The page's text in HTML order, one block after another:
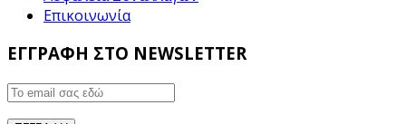
Επικοινωνία
ΕΓΓΡΑΦΗ ΣΤΟ NEWSLETTER